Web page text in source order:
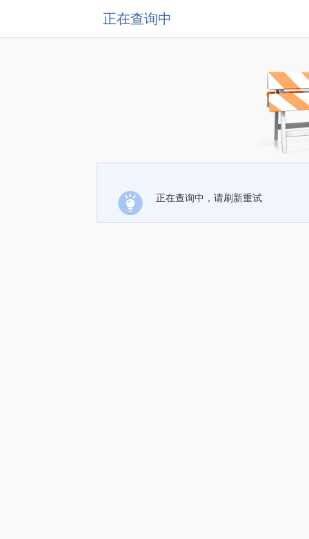
正在查询中
正在查询中，请刷新重试